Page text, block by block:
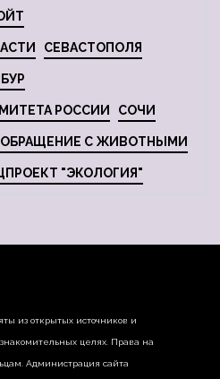
СЕВАСТОПОЛЯ
РОССИИ СОЧИ
С ЖИВОТНЫМИ
"ЭКОЛОГИЯ"
из открытых источников и
целях. Права на
Администрация сайта